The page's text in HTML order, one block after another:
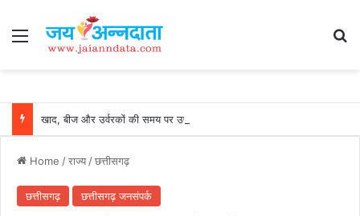
Menu
Home /राज्य/छत्तीसगढ़
छत्तीसगढ़ छत्तीसगढ़ जनसंपर्क